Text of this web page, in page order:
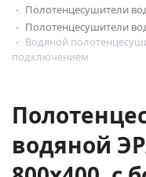
Полотенцесушители
Полотенцесушители
Водяной
подключением
водяной